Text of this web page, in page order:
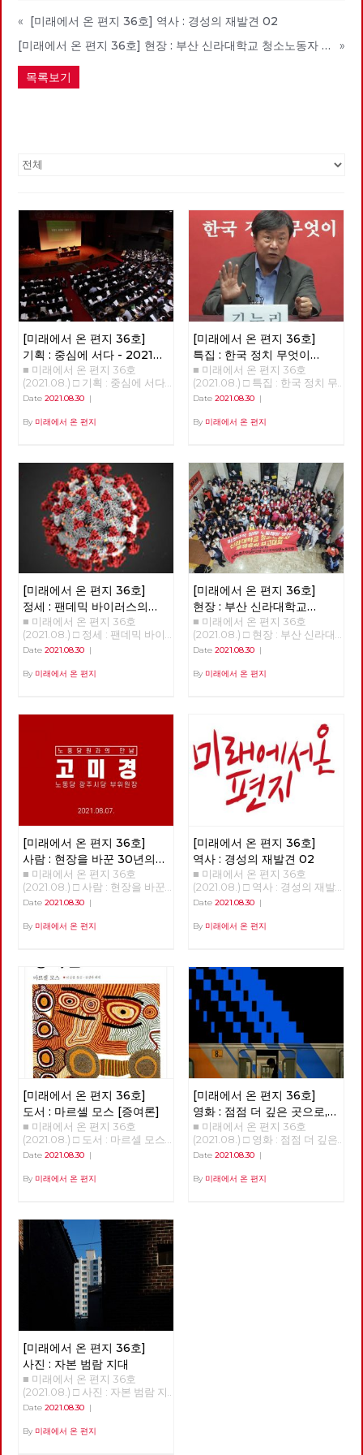
« [미래에서 온 편지 36호] 역사 : 경성의 재발견 02
[미래에서 온 편지 36호] 현장 : 부산 신라대학교 청소노동자 투쟁 승리와 좌파의 역할
»
목록보기
[미래에서 온 편지 36호]
기획 : 중심에 서다 - 2021
노동당 정기당대회를
소개합니다
■ 미래에서 온 편지 36호
(2021.08.) □ 기획 : 중심에 서다
- 2021 노동당 정기당대회를 소
회 준비위원장, 편집위원 “라면
깊은 동네에서 열렸다. 회의는
끝날 줄 몰랐고, 대의원들의 식
사를 위하여 정회하는 동안 대회
장 주변 청소년기를 보낸 옛 동
네를 둘러보기로 마음먹었다. 홀
로 터벅터벅 걷던 발길이 어느새
졸업장을 받은 고등학교 담벼락
옆 분식집에 이르렀다. 하굣길에
드나들던 시절 모습 그대로 남아
있는 분식집 간판에 큰절이라도
하고 싶은 마음에 불쑥 들어가
라면 한 그릇 주문했더니, 곱빼
기 분량 정도의 라면이 식탁 위
에 떡 놓였다. “어이구, 양이 엄
청 많네요?” “이 정도는 먹어야
뭐라도 하지!” 2011년이었다. 당
시 진보신당의 진로를 결정한 당
대회에 참석한 한 대의원은 혼자
여러 생각에 잠겨야 했다. 사회
의 근본적 변혁을 바라며 당에
들어와 당 대의원으로 참석한 그
날 이후, 그의 삶은 서서히 바뀌
정에 자신도 책임지자고 다짐했
기 때문이다. 뭐라도 해야지 하
고 마음먹은 것이다. 노동당과
당대회 - 당대회는 최고의결기
관 자본주의의 구조적 한계에
‘코로나19’까지 겹친 한국사회의
전환이 필요한 시점, 노동당 정
기당대회가 열린다. 노동당은 여
와 활동성 제고 그리고 정치력
부하고 새로운 활동방식 실험과
적극적인 좌파연대 모색에 주력
했다. 이제 강자정치·부자경제
종식과 정치교체·정치혁명을 주
장하는 사회주의 정당 노동당이
2년 만에 정기당대회를 앞두고
있다. <2021 노동당 정기당대회
> ○ 2021년 9월 11일 (토) 14시 (사
전행사 13시부터) ○ n90센터 지
313) 당대회는 ‘당의 최고의결
기관’으로 ‘당원의 대표자들이
모여 가장 중요한 결정을 하는
회의’이다. 일반적이었다면 현
집행부가 선출된 2019년 가을
이후인 2020년 상반기 즈음에
열렸겠지만, 다들 알다시피 ‘20
대 총선’과 ‘코로나19’가 이어졌
되었다. 하지만, 그 사이에도 ‘당
원캠프’, ‘정책대회’ 등을 통하여
당적 교류와 논의의 장이 꾸준히
이어졌음은 주지의 사실이다. 주
요 안건은? - 1. 당대회의 권한,
소집, 상임집행위원회의 권한 변
경 - 2. 단일한 사회주의 대중정
당 건설 준비위원회 설치 2021
정기당대회 상정 안건은 세부적
으로 셋이지만 주요 안건은 둘이
다. 첫 번째는 ‘1-1. 당헌 개정의
건’으로 정기당대회를 2년 주기
가 아니라 해마다 개최하여 매년
도 주요 정치사업 의제를 심의,
의결하자는 안이다. “당대의원
핵심 정치 의제를 심의하고 결정
Date 2021.08.30 |
By 미래에서 온 편지
[미래에서 온 편지 36호]
특집 : 한국 정치 무엇이
문제인가?
■ 미래에서 온 편지 36호(2021.08.) □ 특집 : 한국 정치 무엇이 문제인가? 강연 : 김누리 중앙대학교 교수 정리 : 이용규 편집위원 불러주셔서 감사하다. 여의도 맞은편에 마르크스 사진이 걸린 건물이 있다는 것 자체가 상징성이 크다. 한국처럼 이렇게 이념이 통제 및 억압 당하는 경험을 가진 나라가 없다. 몇 년 전 마르크스가 태어난 독일 트리어에 방문한 적이 있다. 연구소 차원에서 매년 <아카데미 유로파>에 참가한다. EU가 주관하는 행사로, 유럽에 대해 여러가지를 배우는 2주간의 아카데미다. 맑스 생가를 방문하는 것이 아카데미 프로그램 가운데의 하나다. 매우 상징적인 것이다. 유럽에서는 맑스는 유럽의 정체성을 만들어 낸 인물 가운데 하나로 인식되는 것이다. 그러나 한국에서는 맑스라면 아직 금기의 영역이다. 한국사회가 얼마나 세계적 흐름에 뒤쳐져 있는가를 보여주는 것이다. 노동당에서 맑스 사진을 걸고 있다는 건 굉장히 중요한 의미가 있다. 오늘날 한국에서 맑스를 혐오하는 일이 생기는 것은, 우리 사회의 사상적 후진성, 퇴행성을 보여주는 것이다. 당사 외벽의 빨간 걸개를 보면서 노동당이 한국 사회를 계몽시키는 사상적, 문화적 의미가 있다고 느꼈다. 지금 코로나 때문에 어떤가. 답답하고 우울하다. 코로나 블루라는 말이 나오고 있을 정도. 코로나는 우리에게 굉장히 많은 우울함을 던졌지만 중요한 경고이기도 하다. 그것을 코로나 옐로우라고 부르고 싶다. 우리가 정상이라 알고 살아온 이 모든 것이 대단히 잘못일 수 있다는 것이다. 이 체제가 근본적으로 비정상적인 체제일지도 모른다. 이게 바뀌지 않으면 우리에게 미래가 없다. 정권이 아니라 체제를 바꿔야 한다는 슬로건은 그래서 매우 시의적절하다. 코로나의 첫 번째 경고: 사회 없는 사회 어떤 경고를 코로나가 우리에게 주고 있나. 우리가 가장 코로나를 통해 분명하게 인식한 것이 뭔가. 내가 건강하기 위해서라도 모두가 건강해야 한다는 것이다. 내가 행복하려면 모두가 다 행복해야 한다. 모든 사람의 행복, 모든 사람의 안전, 모든 사람의 건강이 나의 행복, 나의 안전, 나의 건강의 전제라는 걸 배웠다. 이게 가장 중요한 경고이다. 한국 사회에는 그러한 가치가 너무 결여돼 있다. ‘더 소셜The Social’, 함께 살아야 한다는 사회적 가치가 한국처럼 결여된 나라가 없다. 한국 사회를 ‘소사이어티 윗아웃 더 소셜Society without the Social’이라고 부르고 싶다. 인간은 사회적 동물이란 아리스토텔레스의 말이 있다. 그러나 사실 한국인은 사회적 동물이 아니다. 각자도생하는 극단적 개인주의자들의 무리다. 거의 모든 지표가 보여주고 있다. OECD의 사회관계지수라는 것이 있다. 한 개인이 사회 안에서 다른 사람과 얼마나 깊은 결속을 맺고 사는가를 측정한다. 한국이 계속 꼴찌다. 평가항목 가운데 ‘타인에 대한 신뢰’는 압도적으로 꼴찌. 한국은 ‘사회’라는 말을 붙이기도 어려운 사회다. ‘더 소셜’이라는 가치가 불온시되는 사회라고 봐야 한다. 한국사회에서 진보정당이라는 어떤 곳에서는 ‘social’이란 말을 당명에 붙일까 말까를 놓고 1년 동안 고민했다. 정말 이상한 사회다. 어떤 사회가 이런가. 이를테면 독일은 이와 정 반대다. 독일에서는 ‘소셜’하지 않다는 말이 가장 심한 욕이다. 독일 말로 ‘Asozialität’. 상대방에게 이러면 싸움난다! ‘인간 이하다, 미쳤다’는 의미에 가깝다. 이런 사회는 오래갈 수 없다. 프랑코 벨라르디라는 이탈리아 철학자가 한국을 방문하고 이렇게 얘기했다. “한국사회는 이해하기 어렵다. 끝없는 경쟁, 극단적 개인주의, 일상의 사막화, 생활리듬의 초가속화라는 네 가지 특징이 한국인들을 지배하고 있다.” 외국 철학자가 한국 사회를 이다지도 잘 볼 수 있을까 놀랐다. 한국사회의 끔찍한 측면이 그정도로 보인다는 것이겠지. 코로나가 우리에게 준 가장 강력한 경고는 그것이다. 그런 사회적이라는 가치, 함께 살아야 한다는 가치를 알려줬다는 것이다. 모든 사람이 다 안전하지 않으면 누구도 안전할 수 없다. 코로나의 두 번째 경고: 공공 없는 공화국 두 번째는 이 한국이라는 나라는 나라가 아니라는 것이다. 최근 서울과 부산에서 선거를 했다. 선거가 무엇인가. 그 국가가 가지고 있는 중요하고 치명적인 문제를 논의하고 개선하는 일종의 과정이다. 한국에서 어떤 일이 벌어졌나. 지금 가장 중요한 문제는 코로나로 인한 양극화와 저소득층의 위기다. 인구의 3분의 1 이상이 생존의 벼랑 끝에 매달려 있다. 그런데 선거 과정에서 이 문제가 다루어진 적이 있나? 없었다. 세상에 이런 나라가 어디 있었나? 민주당이라는 정당은 사회적 약자에 대한 기본적인 관심도 없다. 이 정당을 견제하는 정당은 더 없다. 이것이 쟁점이 될 리가 없는 것이다. 한국 사회 안에서 사회적 약자를 대변하는 정당의 존재가 없고 취약하기에 이런 상황이 만들어진 것이다. 대한민국은 나라 구실을 못하는 나라다. 국가는 왜 존재하는가. 세월호를 두고 ‘이게 나라냐’라고 했다. 지금은 더하다. 국가는 무엇을 하고 있나. ‘리퍼블릭 윗아웃 더 퍼블릭republic without the public’. 공화국은 공적인 가치를 중심으로 모인 공동체. 그런데 공적인 가치가 없다. 이게 무슨 공화국? 대한민국은 민주공화국이라는 조항은 임시정부를 만들었던 선각자들이 건국강령 1조로 넣은 것이다. 그들이 꿈꾸던 국가는 이런 게 아니었다. 위기 상황에서 국민을 구하지 못했다. 한국사회는 공적인 가치가 부재한 나라다. 코로나가 이걸 너무나 분명하게 폭로해 준 것이다. 국민들이 이번에 처음 알았다. 한국에 공공병원이 10%밖에 없다. 전세계에서 공공병원 비율이 가장 적은 나라다. 심지어 미국도 공공병상이 20%다. 초기에 대구에서 수없이 많은 사람이 죽었다. 병상이 없어서였다. 어떻게 된 것인가? 공공병상이 없었다. 대구 사태가 터졌을 때, 한국에 있는 빅5 병원(삼성, 아산, 세브란스, 카톨릭, 서울대) 가운데, 국립인 서울대병원을 제외하고 빅4에서 내놓은 병상은 단 7개였다. 이것이 한국 사회의 현실이다. 국가가 해야 할 기본적인 일들을 해내지 않고 완전히 시장에 내맡긴 것이다. 교육도 마찬가지다. 전세계에서 고등교육의 공교육 비중이 제일 낮다. 우리 대학의 87%가 사립대학이다. 이런 나라가 없다. 실제로 국가가 국가의 역할을 하지 못하는 것이다. 코로나가 터지자 독일에서 가장 먼저 한 것은 코로나 대응 자금을 재정 편성한 것인다. 국가 재정의 3분의 1을 편성했다. 1조 유로, 우리 돈 1350조였다. 이를 위해 독일 정부가 약 20% 이상의 부채를 졌다. 코로나로 인해 발생하는 피해와 손해, 부담의 90%까지 국가가 감당했다. 임대료, 인건비 따위의 90%를 감당해줬다. 우리는 4차 긴급 재난지원금으로 20조를 편성했다. 국민을 우롱하는 것이다. 그래놓고 착한 임대료 운동을 하자고 한다. 그리고 9시 뉴스 끝나고 이웃돕기 성금을 모은다. 군사독재 시절에 하던 일들이다. 신파극으로 국민들의 정서를 잡아대는 퇴행적 행동. 돌아다니며 계속 비판했는데 지금 없어졌다. 이건 무능인가 직무유기인가. 그러다 보니 재경부 장관이라는 자가, 국가부채가 45% 수준이라며 ’재정이 건실하다’는 얘기를 하는 것이다. 그런 이야기를 할 때가 아니다. 선진국 평균 국가부채는 135%다. 그 대신 우리의 가계부채가 108%다. 국가부채는 가장 낮고 개인부채는 가장 높은 게 대한민국이다. 이 위기에서 국가는 아무것도 안하고 개인이 은행빚으로 살아남고 있다. 이것은 나라가 아니다. 공적 가치가 아니라 사적 이해밖에 없는 공동체다. 공공의 책임, 공공의 가치를 국가가 인식하지 못하는 한 이러한 공동체는 지속될 수 없다. 코로나의 세 번째 경고: 생태 없는 경제 세 번째는 ‘이코노미 윗아웃 이콜로지economy without ecology’. 우리가 왜 이런 고통을 겪나. 경제가 생태를 완전히 지배하고 있다. 생태적인 상상력이 완전히 없다. 전세계에서 가장 생태적 의식이 결여되어 있다. 연구소 연구원이 재작년 베를린을 다녀와서 이런 얘기를 들려주었다. 취리히에 있는 친구를 베를린에서 만났다는 거다. 취리히에서 베를린에 오는데 기차로 8시간, 요금은 150유로가 든다. 비행기를 타면 1시간이고 50유로밖에 안 된다고 했다. 그런데 취리히에 사는 친구가 기차를 타고 왔다는 것이다. 도저히 이해할 수가 없다는 것이었다. 한국 사람들은 모든 것을 경제적 관점에서 본다. 이해가 안 된다, 시간도 요금도 더한데. 그런데 그 취리히 친구는 베를린으로 간 친구가 이해가 안 된다는 것이다. 생태적 상상력이 없다는 것이다. 비행기는 유럽에서 환경파괴의 주범이다. 유럽에서 이미 ‘플라이트 쉐임Flight Shame’이라는 신조어가 생겼다. 비행기 타는데 대한 부끄러움이다. 기본적인 생태적 관점을 갖지 않으면 인류의 미래가 없다는 게 유럽은 상식이다. 유럽은 그러한 인식 때문에 독일인의 82%가 생태 보호를 위해 소비를 포기할 수 있다, 는 명제에 동의한다. 소비할 때마다 죄책감을 느낀다는 것. 소비는 지금의 욕망 때문에 미래 생태를 포기하는 것이니까. 한국은 어떤가. 독일 아이들의 대다수가 소비할 때 죄책감을 느낀다는데, 한국은 ‘소비하는데 일자리가 생긴다, 경제가 돌아간다, 국가가 부강하다’고 한다. 경제논리의 전일적 지배다. 이렇게 되면 우리의 미래가 없다. 유럽에서는 ‘21세기는 오지 않는다’는 말이 나온 지 오래되었다. 지금 살고 있는 인류가 최후의 인류가 될 것이란 것. 나는 살만큼 살았지만 내 자식, 손주는 어쩌면 마지막 인류가 될 수도 있다. 혹은 다행히 마지막 인류가 아니더라도, 이 파괴 속에서 대단히 고통스러운 삶은 살다가 갈 것은 확실하다. 한국은 국제적으로 ‘기후깡패’라고 불린다. 이번(2021년 4월 세계기후정상회의)에도 구체적인 감축 목표를 내놓지 못했다. 투표장에 가서 보니 ‘녹색당’이 아예 없었다. 독일에서는 9월 총선이 있을 것이다. 문명사적 사건이 될 것이다. 지금까지 인간이 살아온 것과는 정반대로 세상이 구성되는 것과는 다른 결과가 나올 것이다. 녹색당이 제1당으로 집권할 것이란 예측이 우세하다. 지금까지의 성장을 저지하자는 정당이 녹색당이다. 지금까지의 성장과 발전은 죽음으로의 성장이라고 한다. 그래서 많은 이들이 저 녹색당은 ‘항의정당Protest Party’ 정도로만 생각했는데 지금 수권을 논할 정도가 됐다. 놀라운 이야기다. 이번 선거에서는 녹색당, 사민당, 좌파당 3개 좌파정당이 연합정부를 구성할 가능성이 가장 높다. 재작년 유럽의회선거를 보면, 유럽 전역에서 녹색당이 득표 2위를 했다. 작년에 있던 프랑스 지역 선거에서도 녹색당이 돌풍을 일으켰다. 이제는 패러다임이 바뀌고 있다. 한국에서는 생태적 상상력이 도착하지 못했다. 지난 국회의원 선거에서 녹색당이 1%도 득표를 못했다. 지금의 정치지형이 매우 세계적 흐름과 유리되어 있다. (엮은이 주: ‘9월 총선’은 2021년 9월 26일 시행되는 독일 연방하원 선거를 말한다. 앙겔라 메르켈 총리가 이 선거를 끝으로 총리직에서 은퇴할 예정이다. 2021년 8월 여론조사를 종합하면, 대체로 기민련/기사연(여당)이 25%, 녹색당과 사회민주당이 각각 18~20% 가량 득표할 것으로 예측된다.) 이제 한국 사회는 함께 사는, 사회적 가치를 중시해야 한다. 공적 가치를 중시하는 책임있는 국가가 되어야 한다. 그리고 생태국가로 거듭나지 않으면 안 된다. 사회적 가치, 공공적 가치, 생태적 가치를 복원하지 않으면 공동체의 미래가 없다. 한국 정치, 무엇이 문제인가 지금 한국이란 사회에 대해 객관적으로 알 필요가 있다. 한국은 외부에 있는 외부인들, 외국 학자들에 의하면 매우 놀랍고 경탄할 만한 사회다. 본인 연구소에서 전체 컨퍼런스를 한다. 우리가 어떻게 인식되고 있는지 배울 기회다. 한국은 많은 외국 학자들이 존경하는 나라다. 우리가 가진 존경할만한 점을 인식해야 한다. 왜 그런가? 가장 큰 까닭은 ‘민주주의’. 특히 중국, 일본 학자들에게서 그렇다. 후쿠시마 방사능 오염수 방출에 항의하는 시위 규모를 보면 정말 얼마 안 된다. 일본은 봉건, 하류 민주주의다. 역동성을 상실한 미래가 없는 나라. 중국은 어떤가. 베이징대학 교수들이 어느 순간부터 말을 조심한다. 그럼에도 불구하고 그 안에서도 양심적 학자들이 많다. 그런 이들이 정말 한국 민주주의를 부러워한다. 시진핑 이후 중국 민주주의는 완전히 퇴행 중이다. 그러면서 가장 부러워하는 것이 한국 민주주의다. 유럽 국가들도 마찬가지다. 유럽 국가들은? 유럽 민주주의도 위기다. 시리아 사태로 난민들이 몰려들자 극우 정치인들이 이를 포퓰리즘적으로 활용했고 이게 먹혀들었다. 영국은 브렉시트를 겪었고 프랑스에선 국민전선의 마린 르펜이 결선투표까지 올라갔었다. 미국도 트럼프에 의해 준파시즘 국가가 된 것이나 다름없었다. 이런 상황 속에서 우리는 2016년 광화문에서 촛불을 통해 대통령을 탄핵하고 이를 통해 새 정부가 들어섰다. 외국의 많은 학자들이 놀라워했다. 전세계가 민주주의의 위기에 빠진 상황에서 한국이란 나라의 민주주의가 새로운 길을 보여줬다는 것이다. 독일의 <Die Zeit>(옮긴이 주: 독일의 진보 성향 주간지)의 칼럼에서 이르길, “이제 유럽과 미국은 한국에서 민주주의를 배워야 한다.” 민주주의의 시대는 저무는가 하는 상황에서 유라시아대륙 끝의 한국에서 민주주의가 다시 타올랐다는 것이다. 한국 민주주의는 우리 생각보다 훨씬 더 외부에서 크게 인정한다. 오히려 우리들이 우리 민주주의를 그렇게 정확하게 이해하고 필요한만큼 평가하지 못한다. 우리는 아시아 민주주의의 수출국가다. 오늘날 아시아 독재국가가 한국 민주주의의 역사를 공부한다. 본인은 박정희, 전두환, 노태우를 모두 대학에서 겪었다. 주로 일본 책을 가지고 민주주의를 공부했다. 우리가 지금 그런 모델이 되어 있다. 우리가 우리 민주주의를 충분히 평가하지 못하고 있다. 아시아에서 4.19혁명은 ‘20세기의 제3세계 가장 위대한 민주혁명’이라고 평가된다. 그런데 지금 한국인들은 그정도로 평가 못한다. 4.19는 1960년 일어나서 그 다음해 육군 소장 박정희의 군사쿠데타에 의해 부정당했다. 1979년의 부마항쟁, 1980년의 광주항쟁, 87년 6월 민주항쟁, 그리고 촛불까지 이어지는데, 나는 일련의 반독재 연속혁명이라고 부른다. 군사독재의 후예까지 완전히 청산하는 과정이었다. 부마와 광주항쟁은 육군 소장 전두환에 의해 짓밟혔다. 87년 역시 노태우가 대통령이 되며 의미를 상실해버렸다. 2016년 촛불 항쟁에서도, 육군 소장 조현천이라는 자가 쿠데타 계획을 세웠다. 왜 이 자를 잡아들이지 않나. 이해하지 못하겠다. 단호하게 응징할 필요가 있다. 한국 민주주의의 위대한 역사는 육군 소장들의 반란의 역사다. 문재인 대통령이 역사의식이 있다면 육군 소장이라는 직위를 ‘파 버릴 줄’ 알았다. (엮은이 주: 조현천 예비역 소장은 박근혜 탄핵 정국 당시 국군기무사령관이었다. 그가 탄핵 기각 상황을 상정하고 계엄령을 공포하고 시민들을 무력 진압하려고 했다는 기무사령부 문건이 공개된 바 있다. 체포영장이 발부되었으나 외국에서 도피중이다.) 우리의 경제성장 역시 놀랍다. 외국에 나가보면 우리가 얼마나 부유한지 느낀다. 매년 다르다. GDP가 작년 7위다. 그건 맞다. 한국은 엄청난 부자나라. 30-50클럽(1인당 국민소득 3만 달러, 인구 5천만 명을 달성한 국가)이라고 하는데, 우리를 포함해 일곱 국가밖에 존재하지 않는다. 상당한 경제성장을 한 것도 사실이다. 세계에서 가장 불평등한 나라 그러나 이면은 어떤가. 18년 째 자살률이 세계 1위다. 두 번 2위 했다. 자살의 내용도 안 좋다. 노인 자살률이 너무 높다. 어떤 해는 평균의 10배까지 나올 정도. 자연사를 앞둔 노인들이 스스로 목숨을 끊는다. 노인 빈곤률이 너무 높기 때문이다. 대체로 매년 48~52% 수준이다. 유럽은 3~5% 사이다. 이런 나라가 없다. 부산, 광주 등지에 강연을 하러 가는 일이 잦다. 오전 10시에 강연하러 가면 오전 6시에 집을 나서는데, 그 시간에 폐지 줍는 노인들이 정말 많다. 있을 수 없는 이야기다. 전 세계에서 일곱 번째로 잘 산다는 나라에서 노인들이 폐지를 주울 수는 없는 것이다. 그러다가 힘이 처지면 목숨을 끊는 것이다. 어린 아이들의 우울증 발병도 전세계에서 가장 높다. 아이들은 온 세상이 궁금하고 즐거워야 한다. 한국 아이들은 기적적으로 우울해. 우리가 다 아는 바이다. 그 어린 나이부터 경쟁을 시키고 지식을 주입한다. 그리고 우리는 전세계에서 가장 불평등하다. 자산, 부동산 불평등이 상상을 초월한다. 상위 1%가 50.5%를 가지고 있다. 상위 10%가 96.4%를 가지고 있다. 하위 90%가 3퍼센트를 가지고 있다. 정태인 씨는 “한국은 자본주의 역사상 가장 불평등한 공동체다.”라고 했다. 그 말에 상당한 근거가 있다. 그정도로 불평등한 나라가 됐다. 노동시간을 보면 어떤가. 작년 독일의 노동시간이 1,300시간이다. 지금 한국 노동자들은 2,000~2,100시간이다. 5개월 더 일한다. 노동 기계라고 봐야 한다. 노동자들의 죽음은 어떤가. 가장 심각한 주제다. 소위 산업재해 사망률이라고 한다. 그런데 이건 산업재해가 아니라 기업살인이다. 전세계에서 가장 높고 24년째 1위다. 2000년부터 2020년까지 4만 명이 넘게 죽었다. 일 년에 2,000명 이상의 노동자가 일하다 죽는다. 작년에 2,400명 죽었다. 이 정부 들어서 더 늘고 있다. 이를 뭐라고 불러야 하나. 이것이 정상 상태인가. 이것은 내전이다. 자본과 노동의 내전이 일상화된 것이다. 영국이 유럽에서 기업살인으로 가장 악명이 높다. 영국은 계속 유럽 1위였다. 이것이 너무 크게 사회적 문제가 되어 2008년에 법을 개정했는데, 산업재해법이 아니라 기업살인법(엮은이 주: 기업과실치사 및 기업살인법Corporate Manslaughter and Corporate Homicide Act)으로 이름을 바꾸었다. 이것부터 시작해야 한다. 살인에 준하는 단죄를 하면 되는 것이다. 지금 중대재해처벌법을 누더기 법으로 만들고, 오히려 노동자가 더 많이 죽어가고 있다. 이것이 현실이다. 이러다 보니 자식을 낳지 않는다. 출산율 문제가 얼마나 심각한가. 인류 역사상 합계출산율 ‘1’이하가 2년 연속 지속된 적이 없는데 우리는 4년 이상 지속되고 있다. 가르치는 여학생들에게 ‘아이들을 안 낳을 생각이냐’고 물으면, 전원이 그렇다고 대답한다. 이것은 하나의 현상이다. 이유를 물으면, 이 지옥 속에 내 아이를 넣을 자신이 없다고 한다. 너무 처절한 말이다. 다른 학생들이 다 공감한다. 이게 한국 사회의 현실이다. 한국 사회에 묻는다. 이렇게 훌륭한 민주주의를 하고 아시아 민주주의의 상징까지 된 나라가, 모든 국민들이 존엄하게 살 수 있는 물적 토대를 마련해놓고 있는 나라가, 지옥같은 일상을 만들어냈는가? 미래가 보이지 않는, 그래서 주식과 가상화폐에 의존하는 카지노 자본주의에 빠져 있다. 왜 이런 사회가 되었나. 정권이 바뀌고 민주화도 되었는데 한국사회는 왜 이런가? 우리 일상은 왜 지옥으로 가나. 잘못된 정치에 그 원인이 있다. 수구-보수 과두제 우리 삶을 규정하는 법을 만드는 이들이 여의도에 있다. 그들이 어떤 자들인가. 국회의원 300명 중 294명이 자유시장경제를 지지한다. 이런 나라는 전세계에 없다. 자유시장경제는 인간과 같이 못 간다. 이 점에 대해 성찰해야 한다. 시장경제가 좋은 걸로 한국인들은 안다. 놀라운 오해다. 시장경제라는 것이 가지고 있는 장점이 물론 있다. 그걸 이미 봤다. 지난 세기 내내 사회주의 계획경제와 자본주의 시장경제가 경쟁했고 자본주의가 승리했다. 왜, 어떻게 이겼나? 자본주의 시장경제가 사회주의 계획경제보다 훨씬 더 효과적으로 인간의 욕망을 충족시켜주었다. 인간은 사회주의를 할 수 없는 동물이다. 사회주의라고 하는 것은 계몽주의 이래 근대의 선각자들이 꿈꾸었던 이성의 기획이다. 모든 인간은 이성적인 존재고 그 인간들이 이상적인 세계를 만들수 있다는 믿음이었다. 인간의 탐욕에 기대서 생겨난 체제가 자본주의, 이성에 기반해 구성된 체제가 사회주의다. 그런데 인간이 이러한 이성의 기획을 수행할 정도의 존재가 아니었다. 사회주의 계획경제가 동유럽을 중심으로 붕괴했다. 우리 예상보다 훨씬 비효율적으로 작동한 것이다. 효율성 경쟁에서 자본주의가 이겼다. 다시 말하면 자본주의 시장경제는 효율적이다. 그런데 자본
Date 2021.08.30|
By 미래에서 온 편지
[미래에서 온 편지 36호]
정세 : 팬데믹 바이러스의
‘기원’이 보여주고 있는 것들
■ 미래에서 온 편지 36호
(2021.08.) □ 정세 : 팬데믹 바이
러스의 ‘기원’이 보여주고 있는
회 의장 2020년 시작과 함께
바뀔 것 같지 않았던 것들을 바
또한, 리오데자네이로에서의 나
비의 날갯짓이 만든 미국의 허리
케인과도 같은 의외의 변화를 일
으키기도 했다. 아직도 미래에
수는 없지만, 분명 지난 일년 반
정도의 시간 동안 바이러스 자체
에 대한 지식은 늘어났으며, 완
전하다고 할 수는 없지만 예방백
신과 치료제들이 만들어졌다. 또
한, 어떤 방역체계가 잘 작동하
는지 아닌 지를 판별할 수 있는
경험들도 쌓이기 시작했다. 그와
함께, 이 바이러스의 창궐이 우
리의 삶에 어떤 변화를 가져올까
단초들을 살펴보고자 한다. 코로
나 19 바이러스 팬데믹의 기원이
과도한 개발에 따른 기후위기라
고 한다. 과연 이런 접근은 올바
른 것일까? 코로나 19 바이러스
와 기후위기의 기원은 무엇일
까? 코로나 19 바이러스가 처음
퍼져나가기 시작하던 무렵부터
떠돌던 이 바이러스의 기원에 대
한 하나의 해석이 있다. 코로나
19에 따른 팬데믹이 ‘기후변화와
깊이 연결된 현상’으로, 그 원인
은 단순하게는 동물 바이러스가
인간에게 옮아온 것이나, 이보다
‘좀 더 근본 원인이 있다’면서 그
것이다. 이에 따르면 산림 벌채,
야생 동물의 서식지가 파괴됐고
이런 파괴가 생물 다양성을 줄여
코로나19 같은 병원체가 퍼지도
록 했다는 것이다. 이런 근본적
인 성찰과 결국 기후 위기를 극
복하는 노력에 매진해야 한다는
결론에는 격하게 공감하고 싶은
것이 사실이다. 하지만, 무언가
불편한 점을 감출 수가 없다. 즉,
동감하지만, ‘근본 원인’과 ‘단순
원인’을 이어주는 고리가 없다는
것이다. 나는 이것이 ‘어쨌든 문
제는 기후 위기’ 식의 접근이 가
진 문제라고 생각한다. 우선, 많
은 과학적 발견들은 기후 위기의
시작점을 산업혁명이 본격화하
는 1800년대 초로 보고 있다.
Date 2021.08.30 |
By 미래에서 온 편지
[미래에서 온 편지 36호]
현장 : 부산 신라대학교
청소노동자 투쟁 승리와
좌파의 역할(1)
■ 미래에서 온 편지 36호
(2021.08.) □ 현장 : 부산 신라대
학교 청소노동자 투쟁 승리와 좌
위원장 2014년 신라대 청소노
다. 2014년 5월 13일 79일간 이
어진 신라대 청소노동자 투쟁이
승리로 끝났다. 새천년민주당 을
지로위원회 중재로 신라대 박태
학 총장과 협약서를 작성하여 노
동자 전원 복직과 고용 보장을
보장받았다. 힘겨운 투쟁 끝에
청소노동자들이 학교로 돌아갈
되었다. 2020년 11월 김충석 총
장으로 바뀐 후 신라대는 2021
년 3월 1일부터 청소 용역 업체
와 계약 해지를 단행하고 청소
노동자 집단 해고를 했다. 학교
는 청소노동자 없이 대학에 자체
적으로 청소를 진행하겠다고 했
다. 신라대 청소노동자는 이에
돌입했다. 이 농성은 6월 16일까
지 이어졌고 투쟁 142일 만에 직
접 고용 쟁취로 마무리 되었다.
신라대학교(총장 김충석)와 민
주노총 부산지역일반노조(위원
장 박문석)가 6월 16일 오전 9시
30분, 대학 본부 접견실에서 극
적으로 합의를 하였다. 합의 내
용은 투쟁하는 조합원 모두를 대
학이 직접 고용하고, 65세까지
정년을 보장한다는 것 등이다.
부산일반노조 신라대지회 청소
노동자 직접고용 쟁취를 위한 투
쟁은 10년이라는 시간이 걸렸다.
노동자들은 2012년 노조에 가입
다. 청소 외 잡무에 대해 하지 않
Date 2021.08.30|
By 미래에서 온 편지
[미래에서 온 편지 36호]
사람 : 현장을 바꾼 30년의
실천과 연대 - 고미경
■ 미래에서 온 편지 36호
(2021.08.) □ 사람 : 현장을 바꾼
30년의 실천과 연대 - 고미경 안
온 편지 36호에서는 현장에서
“제가 가장 좋아하는 단어가 연
대예요. 그리고, 실천이고 그래
서 저는 제가 그런 세상을 만들
기 위해서 오늘 하루도 나보다
어려운 이웃들을 외면하지 않고,
어려운 사업장에 찾아가면서 연
대하는, 실천하는 노동자가 되고
싶어요”
Date 2021.08.30 |
By 미래에서 온 편지
[미래에서 온 편지 36호]
역사 : 경성의 재발견 02
■ 미래에서 온 편지 36호
(2021.08.) □ 역사 : 경성의 재발
견 02 >>>>>>>> COMING
Date 2021.08.30|
By 미래에서 온 편지
[미래에서 온 편지 36호]
도서 : 마르셀 모스 [증여론]
■ 미래에서 온 편지 36호
(2021.08.) □ 도서 : 마르셀 모스
[증여론] 최종왕 / 대전시당 위
을 통해 생산된 재화와 가치가
서 찾아본다. 마르셀 모스는
(1872~1950)는 프랑스의 인류학
과 민족학 방법을 연구하며 프랑
스 인류학을 세계에 알리는데 중
요한 역할을 했다. 또한 그는 프
랑스 사회당 당원으로 활동하며
사회주의적 열정을 강하게 나타
냈고, 이국적인 사회에 대한 관
심도 많았다. 그는 사회주의적
열정으로 당대의 문화들을 비판
적으로 성찰하고 대안을 모색하
는 노력을 넘어 ‘공산주의적 열
망’을 원시 사회의 풍습에서 찾
으려는 노력을 계속하였고 [증
여론]은 그 노력의 성과로 보기
에 부족하지 않다. 원시 사회의
‘선물’ 형태에 천착한 모스의 [증
여론]은 자신의 아내나 딸을 손
Date 2021.08.30 |
By 미래에서 온 편지
[미래에서 온 편지 36호]
영화 : 점점 더 깊은 곳으로,
감춰지고 사라지는 노동에
관한 관찰기 <언더그라운드>
■ 미래에서 온 편지 36호
(2021.08.) □ 영화 : 점점 더 깊은
곳으로, 감춰지고 사라지는 노동
박수영 지난 8월 19일에 개봉한
Date 2021.08.30|
By 미래에서 온 편지
[미래에서 온 편지 36호]
사진 : 자본 범람 지대
■ 미래에서 온 편지 36호
(2021.08.) □ 사진 : 자본 범람 지
대 현 린 편집위원 서울 망원동
올 때마다 자주 강이 범람했다.
Date 2021.08.30 |
By 미래에서 온 편지